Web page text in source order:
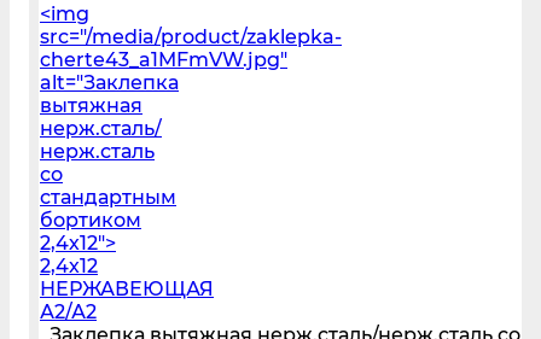
<img
src="/media/product/zaklepka-
cherte43_a1MFmVW.jpg"
alt="Заклепка
вытяжная
нерж.сталь/
нерж.сталь
со
стандартным
бортиком
2,4х12">
2,4х12
НЕРЖАВЕЮЩАЯ
А2/А2